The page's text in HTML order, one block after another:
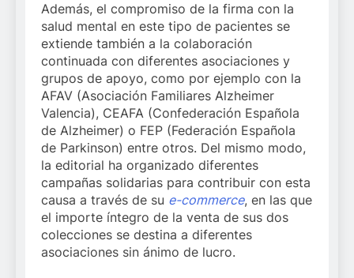
Además, el compromiso de la firma con la
salud mental en este tipo de pacientes se
extiende también a la colaboración
continuada con diferentes asociaciones y
grupos de apoyo, como por ejemplo con la
AFAV (Asociación Familiares Alzheimer
Valencia), CEAFA (Confederación Española
de Alzheimer) o FEP (Federación Española
de Parkinson) entre otros. Del mismo modo,
la editorial ha organizado diferentes
campañas solidarias para contribuir con esta
causa a través de su e-commerce, en las que
el importe íntegro de la venta de sus dos
colecciones se destina a diferentes
asociaciones sin ánimo de lucro.